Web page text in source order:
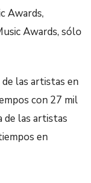
Awards,
Awards, sólo
las artistas en
con 27 mil
de las artistas
en